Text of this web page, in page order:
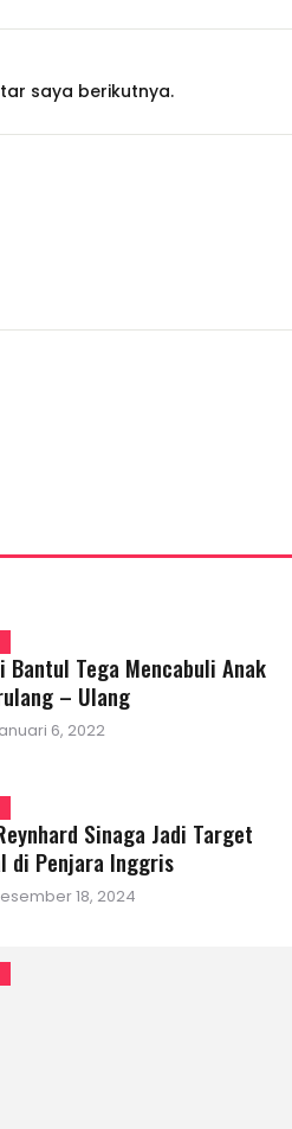
saya berikutnya.
Bantul Tega Mencabuli Anak
– Ulang
6, 2022
Sinaga Jadi Target
di Penjara Inggris
18, 2024